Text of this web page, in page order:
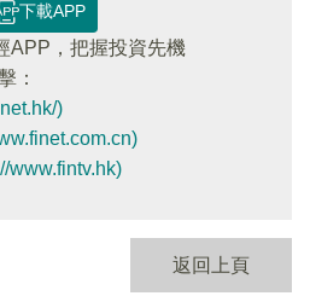
下載APP
APP，把握投資先機
：
)
www.fintv.hk)
返回上頁